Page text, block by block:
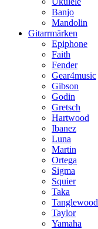
Banjo
Mandolin
Gitarrmärken
Epiphone
Faith
Fender
Gear4music
Gibson
Godin
Gretsch
Hartwood
Ibanez
Luna
Martin
Ortega
Sigma
Squier
Taka
Tanglewood
Taylor
Yamaha